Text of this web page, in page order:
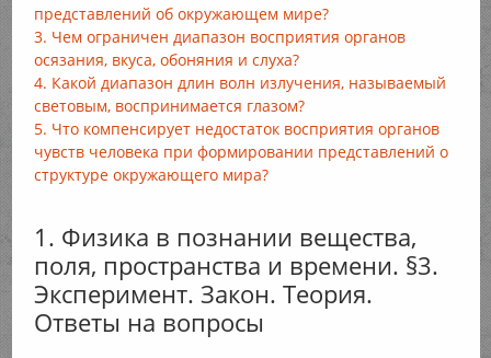
представлений об окружающем мире?
3. Чем ограничен диапазон восприятия органов
осязания, вкуса, обоняния и слуха?
4. Какой диапазон длин волн излучения, называемый
световым, воспринимается глазом?
5. Что компенсирует недостаток восприятия органов
чувств человека при формировании представлений о
структуре окружающего мира?
1. Физика в познании вещества,
поля, пространства и времени. §3.
Эксперимент. Закон. Теория.
Ответы на вопросы